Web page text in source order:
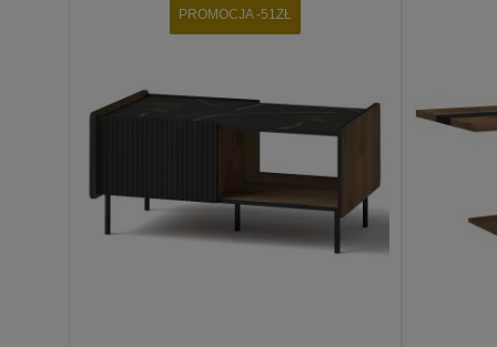
PROMOCJA -51ZŁ